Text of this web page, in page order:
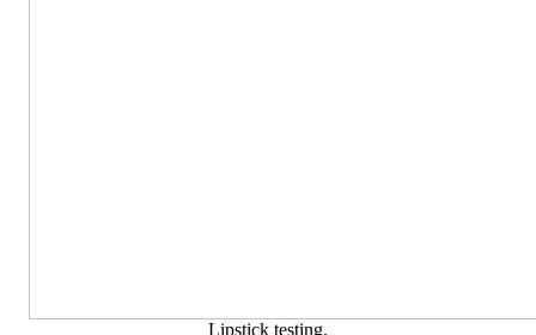
Lipstick testing.